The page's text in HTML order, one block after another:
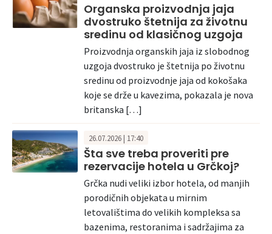
Organska proizvodnja jaja
dvostruko štetnija za životnu
sredinu od klasičnog uzgoja
Proizvodnja organskih jaja iz slobodnog
uzgoja dvostruko je štetnija po životnu
sredinu od proizvodnje jaja od kokošaka
koje se drže u kavezima, pokazala je nova
britanska […]
26.07.2026 | 17:40
Šta sve treba proveriti pre
rezervacije hotela u Grčkoj?
Grčka nudi veliki izbor hotela, od manjih
porodičnih objekata u mirnim
letovalištima do velikih kompleksa sa
bazenima, restoranima i sadržajima za